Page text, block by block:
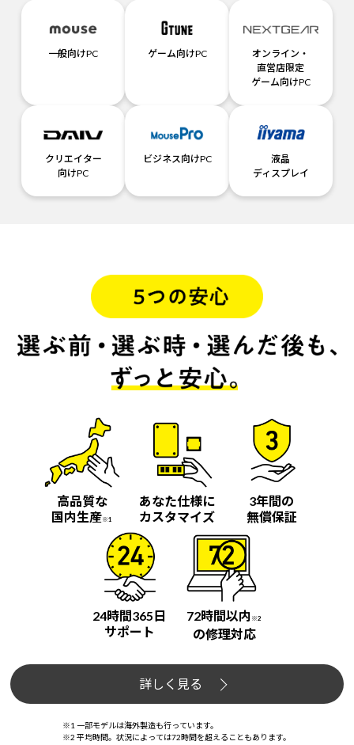
一般向けPC ゲーム向けPC
オンライン・
直営店限定
ゲーム向けPC
クリエイター
向けPC
ビジネス向けPC
液晶
ディスプレイ
高品質な
国内生産※1
あなた仕様に
カスタマイズ
3年間の
無償保証
24時間365日
サポート
72時間以内 ※2
の修理対応
詳しく見る
※1 一部モデルは海外製造も行っています。
※2 平均時間。状況によっては72時間を超えることもあります。